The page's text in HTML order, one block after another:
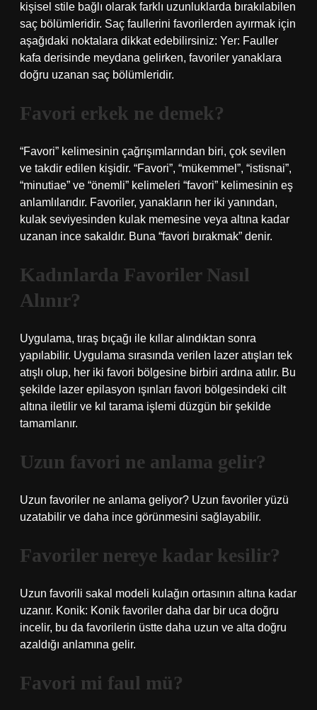
kişisel stile bağlı olarak farklı uzunluklarda bırakılabilen
saç bölümleridir. Saç faullerini favorilerden ayırmak için
aşağıdaki noktalara dikkat edebilirsiniz: Yer: Fauller
kafa derisinde meydana gelirken, favoriler yanaklara
doğru uzanan saç bölümleridir.
Favori erkek ne demek?
“Favori” kelimesinin çağrışımlarından biri, çok sevilen
ve takdir edilen kişidir. “Favori”, “mükemmel”, “istisnai”,
“minutiae” ve “önemli” kelimeleri “favori” kelimesinin eş
anlamlılarıdır. Favoriler, yanakların her iki yanından,
kulak seviyesinden kulak memesine veya altına kadar
uzanan ince sakaldır. Buna “favori bırakmak” denir.
Kadınlarda Favoriler Nasıl
Alınır?
Uygulama, tıraş bıçağı ile kıllar alındıktan sonra
yapılabilir. Uygulama sırasında verilen lazer atışları tek
atışlı olup, her iki favori bölgesine birbiri ardına atılır. Bu
şekilde lazer epilasyon ışınları favori bölgesindeki cilt
altına iletilir ve kıl tarama işlemi düzgün bir şekilde
tamamlanır.
Uzun favori ne anlama gelir?
Uzun favoriler ne anlama geliyor? Uzun favoriler yüzü
uzatabilir ve daha ince görünmesini sağlayabilir.
Favoriler nereye kadar kesilir?
Uzun favorili sakal modeli kulağın ortasının altına kadar
uzanır. Konik: Konik favoriler daha dar bir uca doğru
incelir, bu da favorilerin üstte daha uzun ve alta doğru
azaldığı anlamına gelir.
Favori mi faul mü?